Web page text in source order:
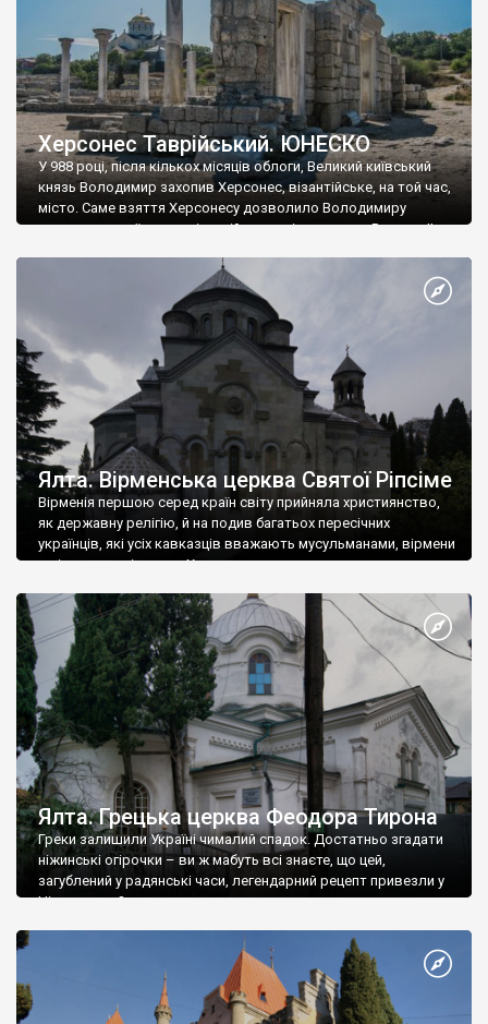
Херсонес Таврійський. ЮНЕСКО
У 988 році, після кількох місяців облоги, Великий київський
князь Володимир захопив Херсонес, візантійське, на той час,
місто. Саме взяття Херсонесу дозволило Володимиру
диктувати свої умови візантійському імператору Василю ІІ, та
Херсонесі Володимир-язичник, став Василем-християнином.
А потім було Хрещення Русі. На честь Херсонесу Таврійського
Ялта. Вірменська церква Святої Ріпсіме
Вірменія першою серед країн світу прийняла християнство,
як державну релігію, й на подив багатьох пересічних
українців, які усіх кавказців вважають мусульманами, вірмени
є відданими вірянами Христа
Ялта. Грецька церква Феодора Тирона
Греки залишили Україні чималий спадок. Достатньо згадати
ніжинські огірочки – ви ж мабуть всі знаєте, що цей,
загублений у радянські часи, легендарний рецепт привезли у
Ніжин греки?